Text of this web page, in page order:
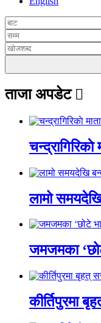
ताजा अपडेट
लामो
जमजमका
कीर्तिपुरमा